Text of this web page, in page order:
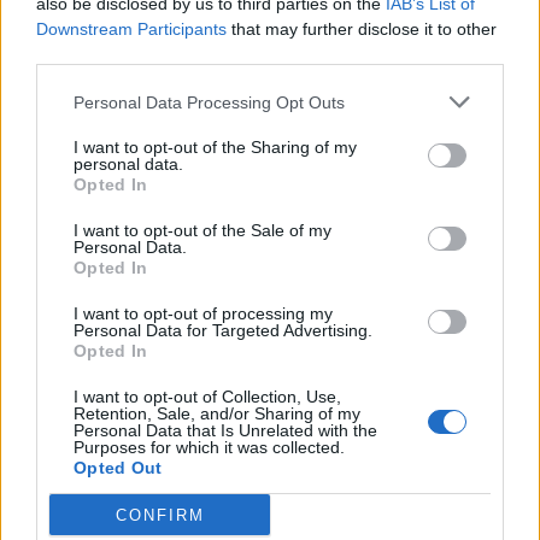
Downstream Participants that may further disclose it to other
Personal Data Processing Opt Outs
I want to opt-out of the Sharing of my
personal data.
Opted In
I want to opt-out of the Sale of my
Personal Data.
Opted In
I want to opt-out of processing my
Personal Data for Targeted Advertising.
Opted In
I want to opt-out of Collection, Use,
Retention, Sale, and/or Sharing of my
Personal Data that Is Unrelated with the
Purposes for which it was collected.
Opted Out
CONFIRM
Ακολουθήστε το Pink.gr στοGoogle Newsκαι
μάθετε πρώτοιτα πιο hot νέα.
Ακολουθήστε το Pink.gr και στοInstagram